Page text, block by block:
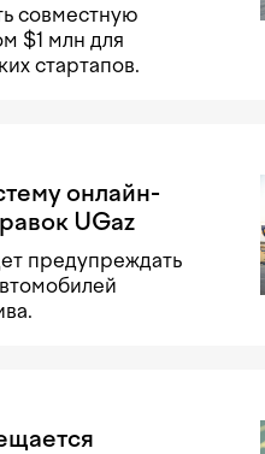
совместную
$1 млн для
стартапов.
онлайн-
UGaz
предупреждать